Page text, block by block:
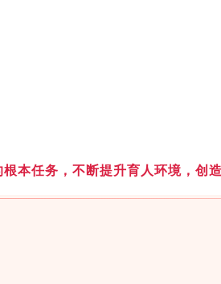
本任务，不断提升育人环境，创